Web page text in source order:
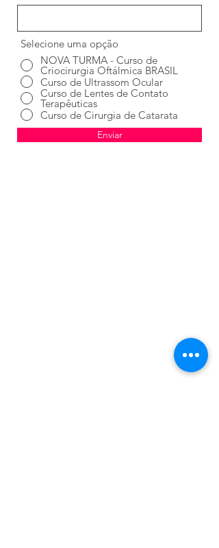
Selecione uma opção
NOVA TURMA - Curso de
Criocirurgia Oftálmica BRASIL
Curso de Ultrassom Ocular
Curso de Lentes de Contato
Terapêuticas
Curso de Cirurgia de Catarata
Enviar